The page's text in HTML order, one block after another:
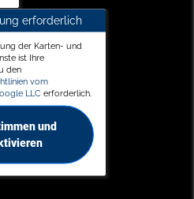
erforderlich
der Karten- und
ist Ihre
den
vom
LLC erforderlich.
und